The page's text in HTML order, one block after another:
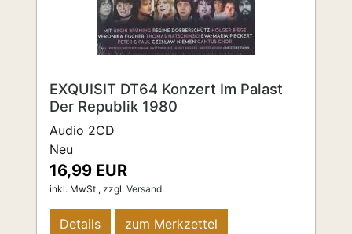
EXQUISIT DT64 Konzert Im Palast
Der Republik 1980
Audio 2CD
Neu
16,99 EUR
inkl. MwSt., zzgl. Versand
Details zum Merkzettel